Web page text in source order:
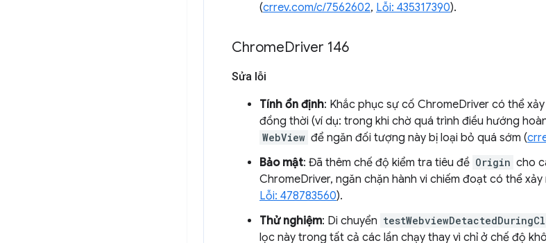
(crrev.com/c/7562602, Lỗi: 435317390).
ChromeDriver 146
Sửa lỗi
Tính ổn định: Khắc phục sự cố ChromeDriver có thể
đồng thời (ví dụ: trong khi chờ quá trình điều hướng
WebView để ngăn đối tượng này bị loại bỏ quá sớm (
Bảo mật: Đã thêm chế độ kiểm tra tiêu đề Origin cho
ChromeDriver, ngăn chặn hành vi chiếm đoạt có thể
Lỗi: 478783560).
Thử nghiệm: Di chuyển
lọc này trong tất cả các lần chạy thay vì chỉ ở chế độ